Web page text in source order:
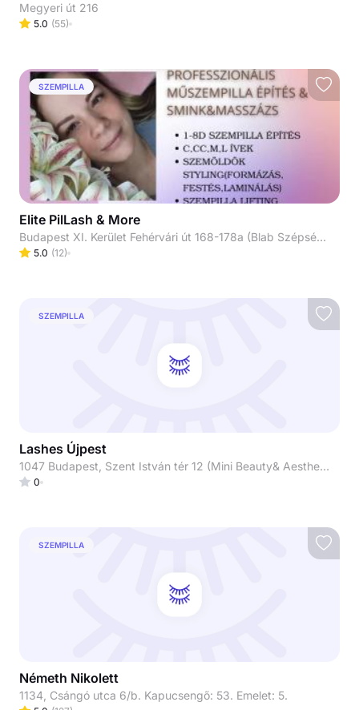
Megyeri út 216
5.0 (55)
SZEMPILLA
Elite PilLash & More
Budapest XI. Kerület Fehérvári út 168-178a (Blab Szépségszalon) Bejárat a Kondorosi út felől!
5.0 (12)
SZEMPILLA
Lashes Újpest
1047 Budapest, Szent István tér 12 (Mini Beauty& Aesthetic)
0
SZEMPILLA
Németh Nikolett
1134, Csángó utca 6/b. Kapucsengő: 53. Emelet: 5.